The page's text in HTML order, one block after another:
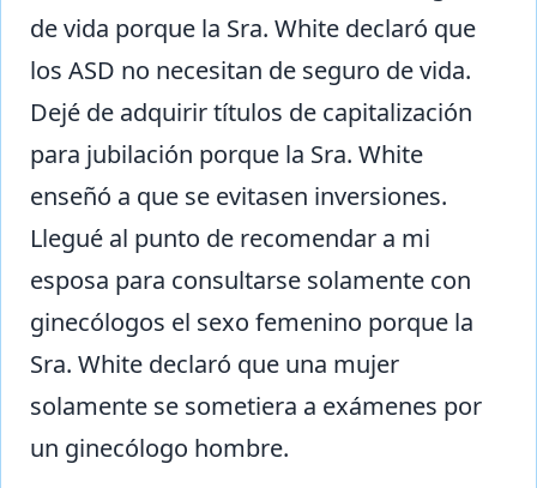
de vida porque la Sra. White declaró que
los ASD no necesitan de seguro de vida.
Dejé de adquirir títulos de capitalización
para jubilación porque la Sra. White
enseñó a que se evitasen inversiones.
Llegué al punto de recomendar a mi
esposa para consultarse solamente con
ginecólogos el sexo femenino porque la
Sra. White declaró que una mujer
solamente se sometiera a exámenes por
un ginecólogo hombre.